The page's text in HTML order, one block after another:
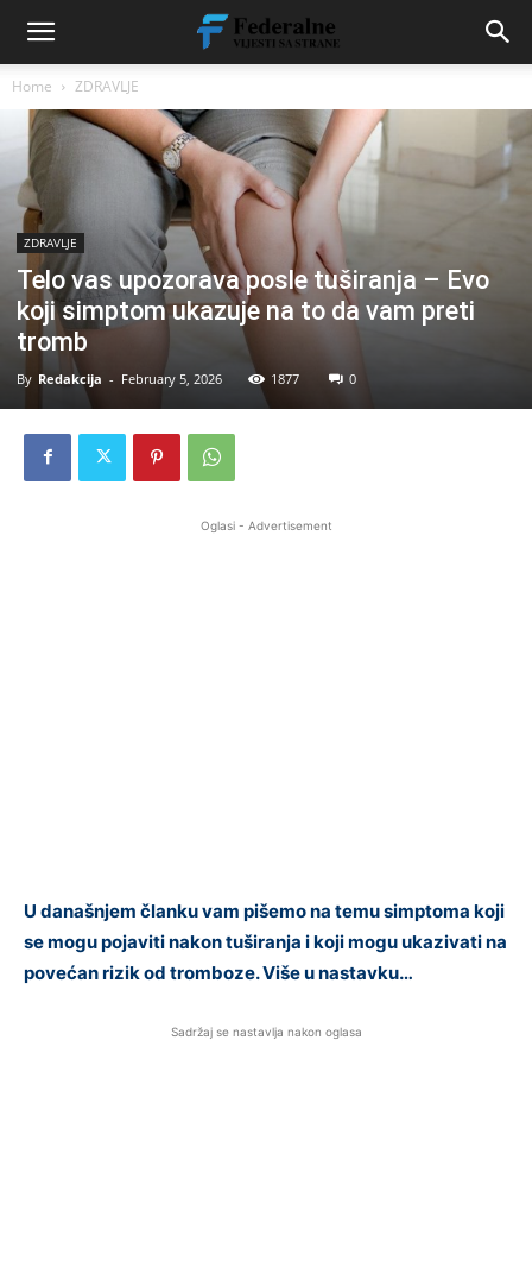
Home ZDRAVLJE
ZDRAVLJE
Telo vas upozorava posle tuširanja – Evo
koji simptom ukazuje na to da vam preti
tromb
By Redakcija - February 5, 2026 1877 0
Oglasi - Advertisement
U današnjem članku vam pišemo na temu simptoma koji
se mogu pojaviti nakon tuširanja i koji mogu ukazivati na
povećan rizik od tromboze. Više u nastavku…
Sadržaj se nastavlja nakon oglasa